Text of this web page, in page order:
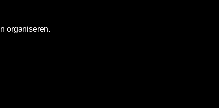
organiseren.